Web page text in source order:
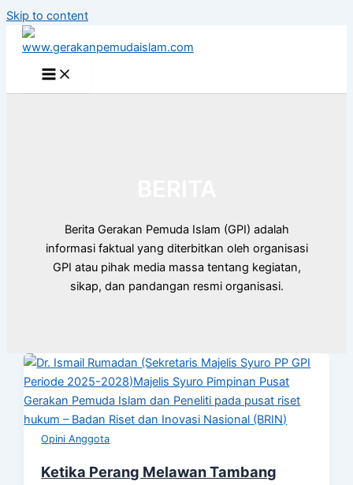
Skip to content
Berita Gerakan Pemuda Islam (GPI) adalah
informasi faktual yang diterbitkan oleh organisasi
GPI atau pihak media massa tentang kegiatan,
sikap, dan pandangan resmi organisasi.
Opini Anggota
Ketika Perang Melawan Tambang